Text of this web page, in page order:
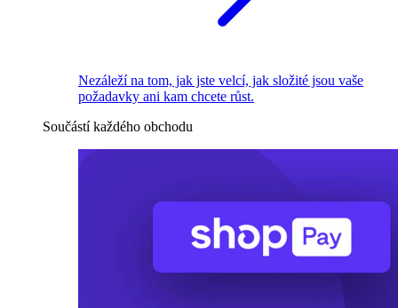
Nezáleží na tom, jak jste velcí, jak složité jsou vaše
požadavky ani kam chcete růst.
Součástí každého obchodu